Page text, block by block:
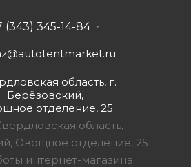
(343) 345-14-84
область, г.
Берёзовский,
отделение, 25
область,
Овощное отделение, 25
интернет-магазина